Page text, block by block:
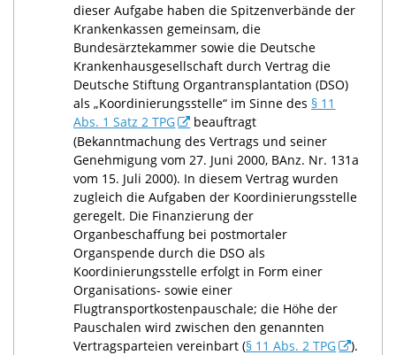
dieser Aufgabe haben die Spitzenverbände der
Krankenkassen gemeinsam, die
Bundesärztekammer sowie die Deutsche
Krankenhausgesellschaft durch Vertrag die
Deutsche Stiftung Organtransplantation (DSO)
als „Koordinierungsstelle“ im Sinne des § 11
Abs. 1 Satz 2 TPG
beauftragt
(Bekanntmachung des Vertrags und seiner
Genehmigung vom 27. Juni 2000, BAnz. Nr. 131a
vom 15. Juli 2000). In diesem Vertrag wurden
zugleich die Aufgaben der Koordinierungsstelle
geregelt. Die Finanzierung der
Organbeschaffung bei postmortaler
Organspende durch die DSO als
Koordinierungsstelle erfolgt in Form einer
Organisations- sowie einer
Flugtransportkostenpauschale; die Höhe der
Pauschalen wird zwischen den genannten
Vertragsparteien vereinbart (§ 11 Abs. 2 TPG ).